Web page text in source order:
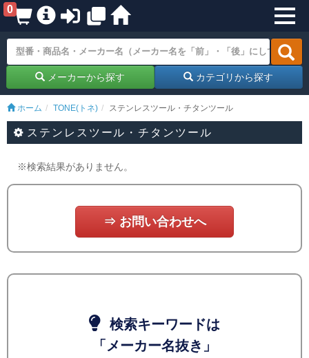
0
メーカーから探す カテゴリから探す
ホーム TONE(トネ) ステンレスツール・チタンツール
ステンレスツール・チタンツール
※検索結果がありません。
⇒ お問い合わせへ
検索キーワードは
「メーカー名抜き」